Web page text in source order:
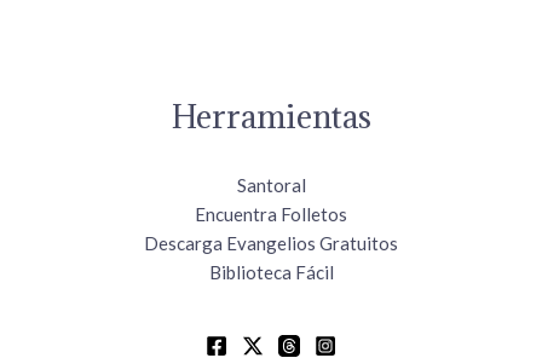
Herramientas
Santoral
Encuentra Folletos
Descarga Evangelios Gratuitos
Biblioteca Fácil